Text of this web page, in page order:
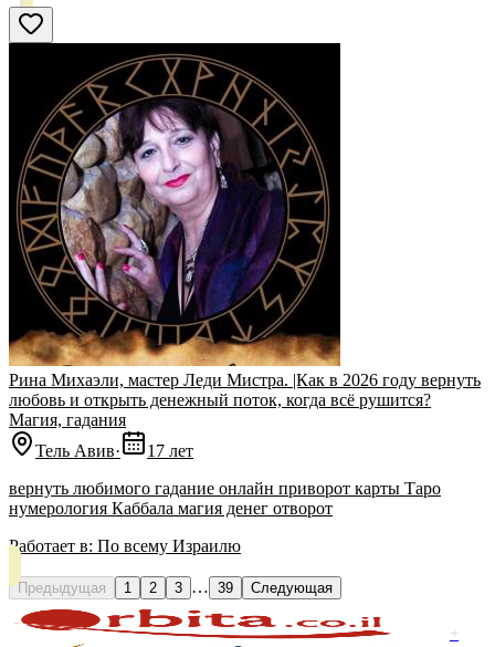
Рина Михаэли, мастер Леди Мистра. |Как в 2026 году вернуть
любовь и открыть денежный поток, когда всё рушится?
Магия, гадания
Тель Авив·
17 лет
вернуть любимого гадание онлайн приворот карты Таро
нумерология Каббала магия денег отворот
Работает в: По всему Израилю
Предыдущая 1 2 3 … 39 Следующая
+